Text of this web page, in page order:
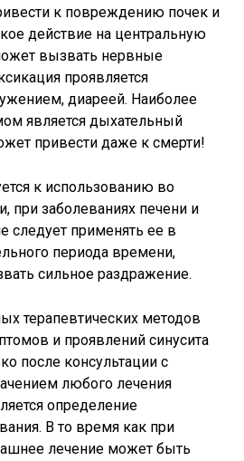
к повреждению почек и
действие на центральную
вызвать нервные
проявляется
диареей. Наиболее
является дыхательный
привести даже к смерти!
к использованию во
при заболеваниях печени и
следует применять ее в
периода времени,
сильное раздражение.
терапевтических методов
и проявлений синусита
после консультации с
любого лечения
определение
В то время как при
лечение может быть